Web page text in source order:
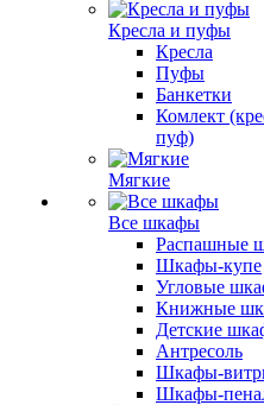
Кресла и пуфы
Кресла
Пуфы
Банкетки
Комлект
пуф)
Мягкие
Все шкафы
Распашные
Шкафы-купе
Угловые
Книжные
Детские
Антресоль
Шкафы-
Шкафы-